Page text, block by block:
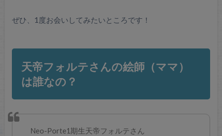
ぜひ、1度お会いしてみたいところです！
天帝フォルテさんの絵師（ママ）
は誰なの？
Neo-Porte1期生天帝フォルテさん